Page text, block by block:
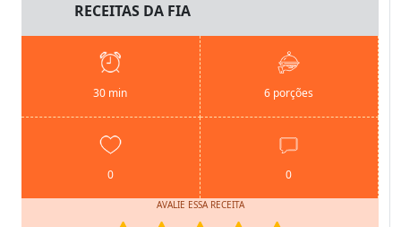
RECEITAS DA FIA
30 min 6 porções
0 0
AVALIE ESSA RECEITA